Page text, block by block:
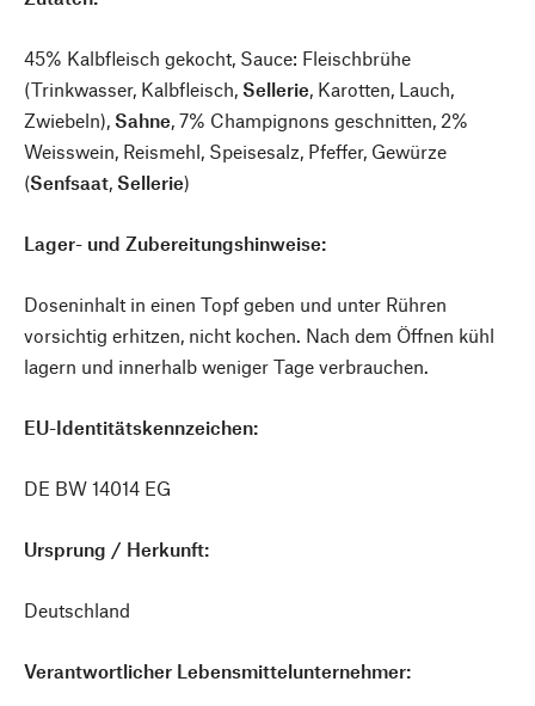
45% Kalbfleisch gekocht, Sauce: Fleischbrühe
(Trinkwasser, Kalbfleisch, Sellerie, Karotten, Lauch,
Zwiebeln), Sahne, 7% Champignons geschnitten, 2%
Weisswein, Reismehl, Speisesalz, Pfeffer, Gewürze
(Senfsaat, Sellerie)
Lager- und Zubereitungshinweise:
Doseninhalt in einen Topf geben und unter Rühren
vorsichtig erhitzen, nicht kochen. Nach dem Öffnen kühl
lagern und innerhalb weniger Tage verbrauchen.
EU-Identitätskennzeichen:
DE BW 14014 EG
Ursprung / Herkunft:
Deutschland
Verantwortlicher Lebensmittelunternehmer: